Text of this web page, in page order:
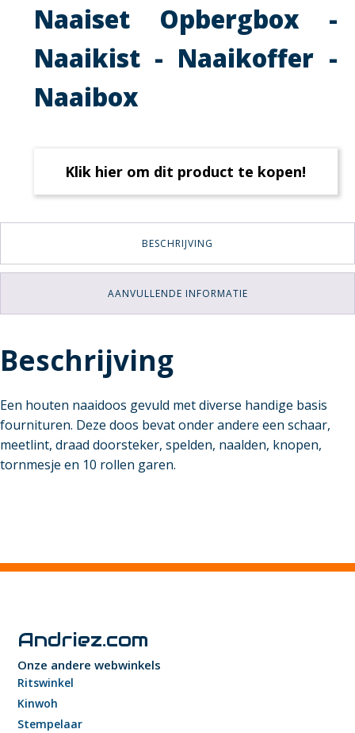
Naaiset Opbergbox -
Naaikist - Naaikoffer -
Naaibox
Klik hier om dit product te kopen!
BESCHRIJVING
AANVULLENDE INFORMATIE
Beschrijving
Een houten naaidoos gevuld met diverse handige basis
fournituren. Deze doos bevat onder andere een schaar,
meetlint, draad doorsteker, spelden, naalden, knopen,
tornmesje en 10 rollen garen.
Andriez.com
Onze andere webwinkels
Ritswinkel
Kinwoh
Stempelaar